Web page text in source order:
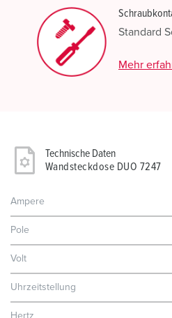
Standard
Mehr
Technische Daten
Wandsteckdose DUO 7247
Ampere
Pole
Volt
Uhrzeitstellung
Hertz